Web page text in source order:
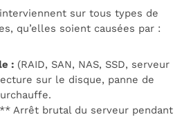
sur tous types de
qu’elles soient causées par :
: (RAID, SAN, NAS, SSD, serveur
sur le disque, panne de
** Arrêt brutal du serveur pendant